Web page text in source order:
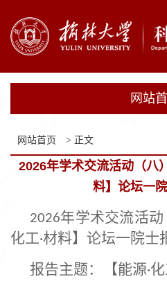
网站
网站首页 > 正文
2026年学术交流活动（八
料】论坛一
2026年学术交流活动
化工·材料】论坛一院士
报告主题：【能源·